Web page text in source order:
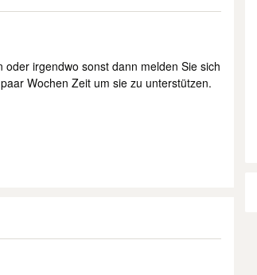
irgendwo sonst dann melden Sie sich
Wochen Zeit um sie zu unterstützen.